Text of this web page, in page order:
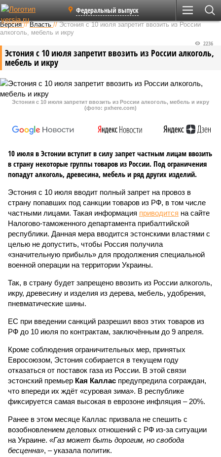
Федеральный выпуск
Версия //Власть //Эстония с 10 июля запретит ввозить из России
алкоголь, мебель и икру
Эстония с 10 июля запретит ввозить из России алкоголь,
мебель и икру
2236
Эстония с 10 июля запретит ввозить из России алкоголь, мебель и икру
(фото: pxhere.com)
10 июля в Эстонии вступит в силу запрет частным лицам ввозить
в страну некоторые группы товаров из России. Под ограничения
попадут алкоголь, древесина, мебель и ряд других изделий.
Эстония с 10 июля вводит полный запрет на провоз в
страну попавших под санкции товаров из РФ, в том числе
частными лицами. Такая информация приводится на сайте
Налогово-таможенного департамента прибалтийской
республики. Данная мера вводится эстонскими властями с
целью не допустить, чтобы Россия получила
«значительную прибыль» для продолжения специальной
военной операции на территории Украины.
Так, в страну будет запрещено ввозить из России алкоголь,
икру, древесину и изделия из дерева, мебель, удобрения,
пневматические шины.
ЕС при введении санкций разрешил ввоз этих товаров из
РФ до 10 июля по контрактам, заключённым до 9 апреля.
Кроме соблюдения ограничительных мер, принятых
Евросоюзом, Эстония собирается в текущем году
отказаться от поставок газа из России. В этой связи
эстонский премьер Кая Каллас предупредила сограждан,
что впереди их ждёт «суровая зима». В республике
фиксируется самая высокая в еврозоне инфляция – 20%.
Ранее в этом месяце Каллас призвала не спешить с
возобновлением деловых отношений с РФ из-за ситуации
на Украине. «Газ может быть дорогим, но свобода
бесценна», – указала политик.